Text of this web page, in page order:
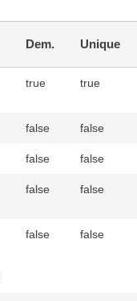
Dem. Unique
true true
false false
false false
false false
false false